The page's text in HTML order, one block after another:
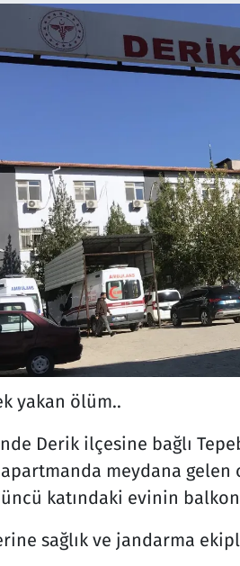
yakan ölüm..
Derik ilçesine bağlı
meydana gelen
katındaki evinin
sağlık ve jandarma